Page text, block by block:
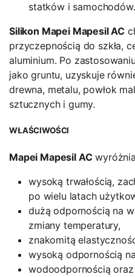
statków i samochodów.
Silikon Mapei Mapesil AC
przyczepnością do szkła,
aluminium. Po
jako gruntu, uzyskuje
drewna, metalu, powłok
sztucznych i gumy.
WŁAŚCIWOŚCI
Mapei Mapesil AC
wysoką trwałością,
po wielu latach
dużą odpornością na
zmiany temperatury,
znakomitą
wysoką odpornością
wodoodpornością